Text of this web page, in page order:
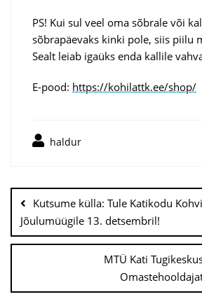
PS! Kui sul veel oma sõbrale või
sõbrapäevaks kinki pole, siis piilu
Sealt leiab igaüks enda kallile
E-pood: https://kohilattk.ee/shop/
haldur
Kutsume külla: Tule Katikodu
Jõulumüügile 13. detsembril!
MTÜ Kati